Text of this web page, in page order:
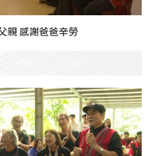
親 感謝爸爸辛勞